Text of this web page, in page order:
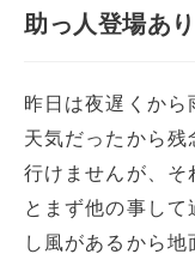
助っ人登場あ
昨日は夜遅くか
天気だったから残
行けませんが、そ
とまず他の事し
し風があるから